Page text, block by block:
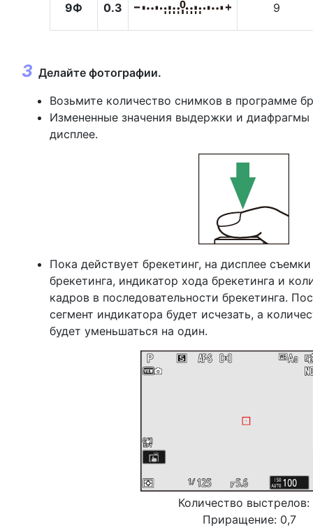
9Ф 0.3 9
Делайте фотографии.
Возьмите количество снимков в программе
Измененные значения выдержки и
дисплее.
Пока действует брекетинг, на дисплее
брекетинга, индикатор хода брекетинга и
кадров в последовательности брекетинга.
сегмент индикатора будет исчезать, а
будет уменьшаться на один.
Количество выстрелов:
Приращение: 0,7